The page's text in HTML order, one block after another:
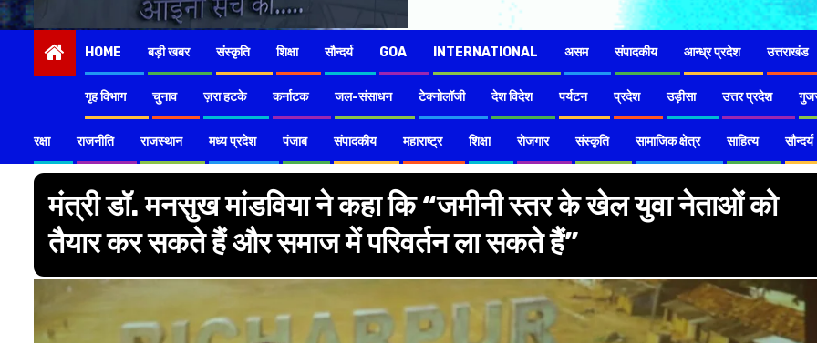
HOME बड़ी खबर संस्कृति शिक्षा सौन्दर्य GOA INTERNATIONAL असम संपादकीय आन्ध्र प्रदेश उत्तराखंड
गृह विभाग चुनाव ज़रा हटके कर्नाटक जल-संसाधन टेक्नोलॉजी देश विदेश पर्यटन प्रदेश उड़ीसा उत्तर प्रदेश
रक्षा राजनीति राजस्थान मध्य प्रदेश पंजाब संपादकीय महाराष्ट्र शिक्षा रोजगार संस्कृति सामाजिक क्षेत्र साहित्य सौन्दर्य
मंत्री डॉ. मनसुख मांडविया ने कहा कि “जमीनी स्तर के खेल युवा नेताओं को
तैयार कर सकते हैं और समाज में परिवर्तन ला सकते हैं”